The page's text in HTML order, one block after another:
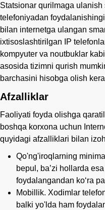
Statsionar qurilmaga
telefoniyadan
bilan internetga ulangan
ixtisoslashtirilgan IP
kompyuter va noutbuklar
asosida tizimni qurish
barchasini hisobga olish
Afzalliklar
Faoliyati foyda olishga
boshqa korxona uchun
quyidagi afzalliklari bilan
Qo'ng'iroqlarning
bepul, baʼzi hollarda
foydalangandan koʻra
Mobillik. Xodimlar
balki yo'lda ham